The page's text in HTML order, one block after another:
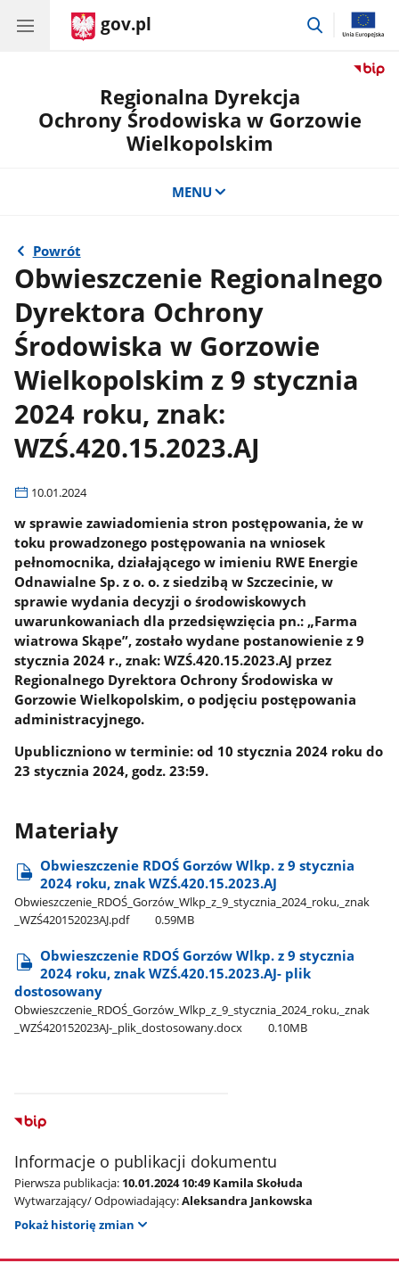
gov.pl
przejdź
Regionalna Dyrekcja
Ochrony Środowiska w Gorzowie
Wielkopolskim
MENU
Powrót
Obwieszczenie Regionalnego
Dyrektora Ochrony
Środowiska w Gorzowie
Wielkopolskim z 9 stycznia
2024 roku, znak:
WZŚ.420.15.2023.AJ
10.01.2024
w sprawie zawiadomienia stron postępowania, że w
toku prowadzonego postępowania na wniosek
pełnomocnika, działającego w imieniu RWE Energie
Odnawialne Sp. z o. o. z siedzibą w Szczecinie, w
sprawie wydania decyzji o środowiskowych
uwarunkowaniach dla przedsięwzięcia pn.: „Farma
wiatrowa Skąpe”, zostało wydane postanowienie z 9
stycznia 2024 r., znak: WZŚ.420.15.2023.AJ przez
Regionalnego Dyrektora Ochrony Środowiska w
Gorzowie Wielkopolskim, o podjęciu postępowania
administracyjnego.
Upubliczniono w terminie: od 10 stycznia 2024 roku do
23 stycznia 2024, godz. 23:59.
Materiały
Obwieszczenie RDOŚ Gorzów Wlkp. z 9 stycznia
2024 roku, znak WZŚ.420.15.2023.AJ
Obwieszczenie​_RDOŚ​_Gorzów​_Wlkp​_z​_9​_stycznia​_2024​_roku,​_znak​
_WZŚ420152023AJ.pdf
0.59MB
Obwieszczenie RDOŚ Gorzów Wlkp. z 9 stycznia
2024 roku, znak WZŚ.420.15.2023.AJ- plik
dostosowany
Obwieszczenie​_RDOŚ​_Gorzów​_Wlkp​_z​_9​_stycznia​_2024​_roku,​_znak​
_WZŚ420152023AJ-​_plik​_dostosowany.docx
0.10MB
Informacje o publikacji dokumentu
Pierwsza publikacja: 10.01.2024 10:49 Kamila Skołuda
Wytwarzający/ Odpowiadający:Aleksandra Jankowska
Pokaż historię zmian